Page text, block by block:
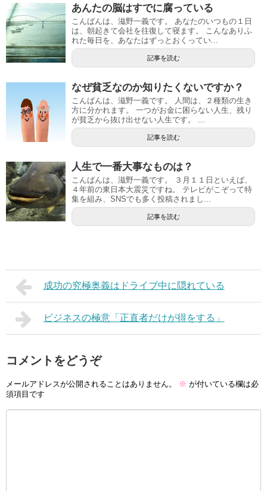
あんたの脳はすでに腐っている
こんばんは、滋野一義です。 あなたのいつもの１日
は、朝起きて会社を往復して寝ます。 こんなありふ
れた毎日を、あなたはずっとおくってい...
記事を読む
なぜ貧乏なのか知りたくないですか？
こんばんは、滋野一義です。 人間は、２種類の生き
方に分かれます。 一つがお金に困らない人生、残り
が貧乏から抜け出せない人生です。 ...
記事を読む
人生で一番大事なものは？
こんばんは、滋野一義です。 ３月１１日といえば、
４年前の東日本大震災ですね。 テレビがこぞって特
集を組み、SNSでも多く投稿されまし...
記事を読む
成功の究極奥義はドライブ中に隠れている
ビジネスの極意「正直者だけが得をする」
コメントをどうぞ
メールアドレスが公開されることはありません。 ※ が付いている欄は必
須項目です